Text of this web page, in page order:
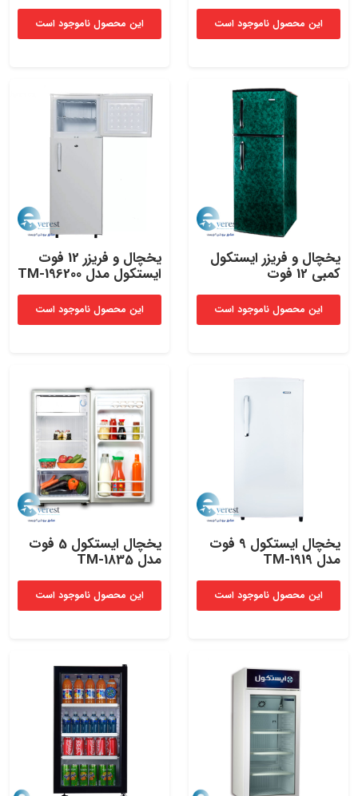
این محصول ناموجود است این محصول ناموجود است
یخچال و فریزر ایستکول
کمبی 12 فوت
این محصول ناموجود است
یخچال و فریزر 12 فوت
ایستکول مدل TM-196200
این محصول ناموجود است
یخچال ایستکول 9 فوت
مدل TM-1919
این محصول ناموجود است
یخچال ایستکول 5 فوت
مدل TM-1835
این محصول ناموجود است